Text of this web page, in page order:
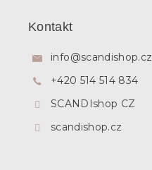
Kontakt
info@scandishop.cz
+420 514 514 834
SCANDIshop CZ
scandishop.cz